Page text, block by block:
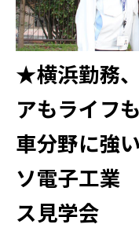
★横浜勤務
アもライフ
車分野に強
ソ電子工業
ス見学会